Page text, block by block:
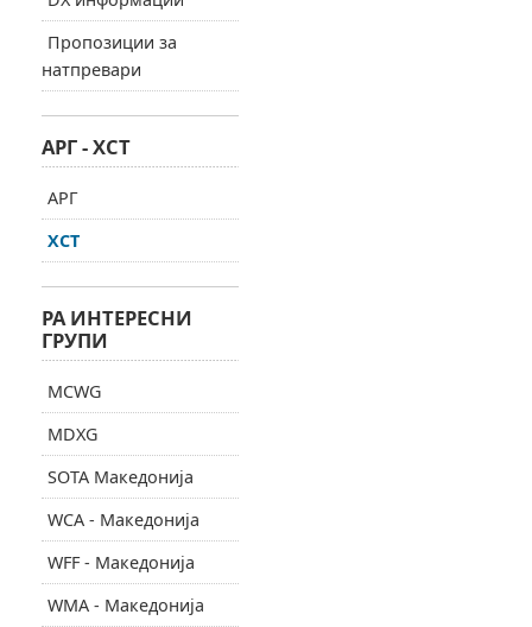
Пропозиции за
натпревари
АРГ - ХСТ
АРГ
ХСТ
РА ИНТЕРЕСНИ
ГРУПИ
MCWG
MDXG
SOTA Македонија
WCA - Македонија
WFF - Македонија
WMA - Македонија